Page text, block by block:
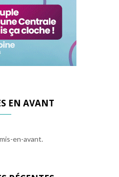
EN AVANT
en-avant.